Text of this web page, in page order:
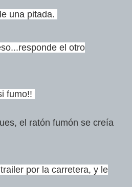
una pitada.
el otro
fumo!!
el ratón fumón se creía
por la carretera, y le